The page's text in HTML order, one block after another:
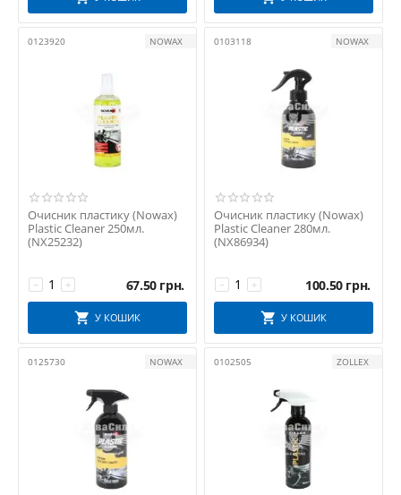
0123920 NOWAX
Очисник пластику (Nowax)
Plastic Cleaner 250мл.
(NX25232)
+
− 67.50 грн.
У КОШИК
0103118 NOWAX
Очисник пластику (Nowax)
Plastic Cleaner 280мл.
(NX86934)
+
− 100.50 грн.
У КОШИК
0125730 NOWAX 0102505 ZOLLEX